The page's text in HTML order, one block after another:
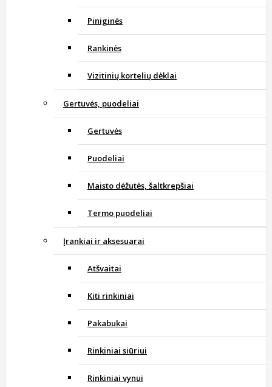
Piniginės
Rankinės
Vizitinių kortelių dėklai
Gertuvės, puodeliai
Gertuvės
Puodeliai
Maisto dėžutės, šaltkrepšiai
Termo puodeliai
Įrankiai ir aksesuarai
Atšvaitai
Kiti rinkiniai
Pakabukai
Rinkiniai siūriui
Rinkiniai vynui